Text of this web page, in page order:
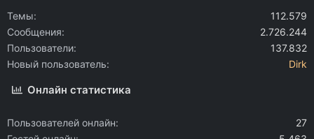
Темы
112.579
Сообщения
2.726.244
Пользователи
137.832
Новый пользователь
Dirk
Онлайн статистика
Пользователей онлайн
27